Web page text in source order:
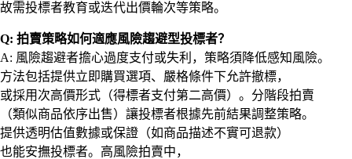
故需投標者教育或迭代出價輪次等策略。
Q: 拍賣策略如何適應風險趨避型投標者？
A: 風險趨避者擔心過度支付或失利，策略須降低感知風險。
方法包括提供立即購買選項、嚴格條件下允許撤標，
或採用次高價形式（得標者支付第二高價）。分階段拍賣
（類似商品依序出售）讓投標者根據先前結果調整策略。
提供透明估值數據或保證（如商品描述不實可退款）
也能安撫投標者。高風險拍賣中，